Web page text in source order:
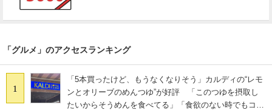
「グルメ」のアクセスランキング
1
「5本買ったけど、もうなくなりそう」カルディの“レモ
ンとオリーブのめんつゆ”が好評 「このつゆを摂取し
たいからそうめんを食べてる」「食欲のない時でもコレ